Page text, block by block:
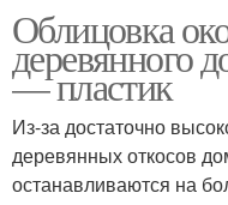
Облицовка
деревянного
— пластик
Из-за достаточно
деревянных откосов
останавливаются на